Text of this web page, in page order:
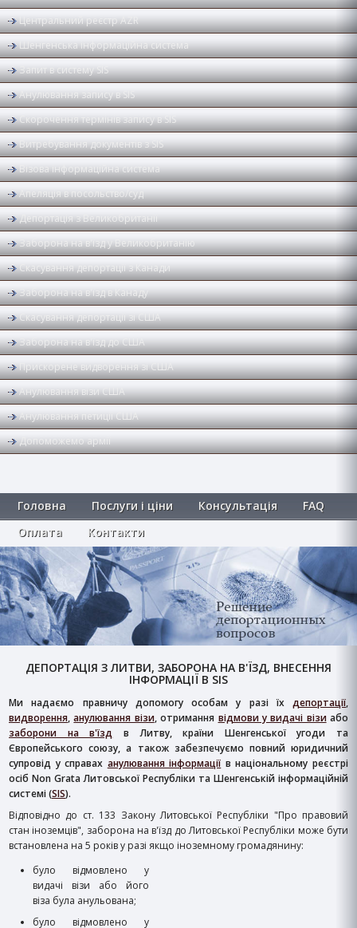
Центральний реєстр AZR
Шенгенська інформаційна система
Запит в систему SIS
Анулювання запису в SIS
Скорочення термінів запису в SIS
Витребування документів з SIS
Візова інформаційна система
Апеляція в посольство/суд
Депортація з Великобританії
Заборона на в'їзд у Великобританію
Скасування депортації з Канади
Заборона на в'їзд в Канаду
Скасування депортації зі США
Заборона на в'їзд до США
Прискорене видворення зі США
Анулювання візи США
Анулювання петиції США
Допоможемо армії
Головна Послуги і ціни Консультація
FAQ
Оплата
Контакти
ДЕПОРТАЦІЯ З ЛИТВИ, ЗАБОРОНА НА В'ЇЗД, ВНЕСЕННЯ
ІНФОРМАЦІЇ В SIS
Ми надаємо правничу допомогу особам у разі їх депортації,
видворення,анулювання візи, отримання відмови у видачі візиабо
заборони на в'їзд в Литву, країни Шенгенської угоди та
Європейського союзу, а також забезпечуємо повний юридичний
супровід у справах анулювання інформації в національному реєстрі
осіб Non Grata Литовської Республіки та Шенгенській інформаційній
системі (SIS).
Відповідно до ст. 133 Закону Литовської Республіки "Про правовий
стан іноземців", заборона на в'їзд до Литовської Республіки може бути
встановлена на 5 років у разі якщо іноземному громадянину:
було відмовлено у
видачі візи або його
віза була анульована;
було відмовлено у